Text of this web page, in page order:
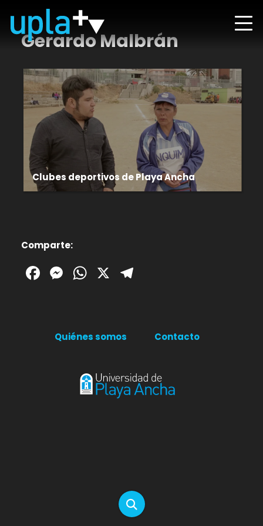
Gerardo Malbrán
Clubes deportivos de Playa Ancha
Comparte:
Facebook
Messenger
WhatsApp
X
Quiénes somos Contacto